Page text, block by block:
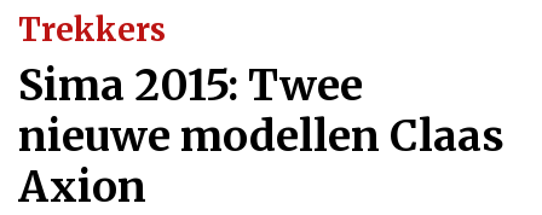
Trekkers
Sima 2015: Twee
nieuwe modellen Claas
Axion